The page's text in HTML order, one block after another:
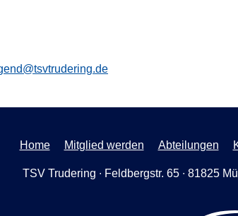
Home Mitglied werden Abteilungen
TSV Trudering ∙ Feldbergstr. 65 ∙ 81825